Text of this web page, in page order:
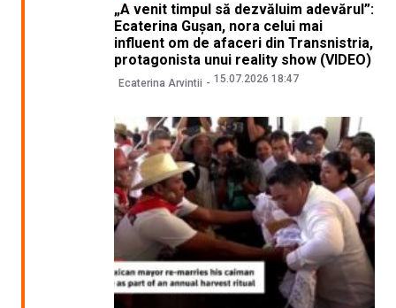
„A venit timpul să dezvăluim adevărul”:
Ecaterina Gușan, nora celui mai
influent om de afaceri din Transnistria,
protagonista unui reality show (VIDEO)
Ecaterina Arvintii 15.07.2026 18:47